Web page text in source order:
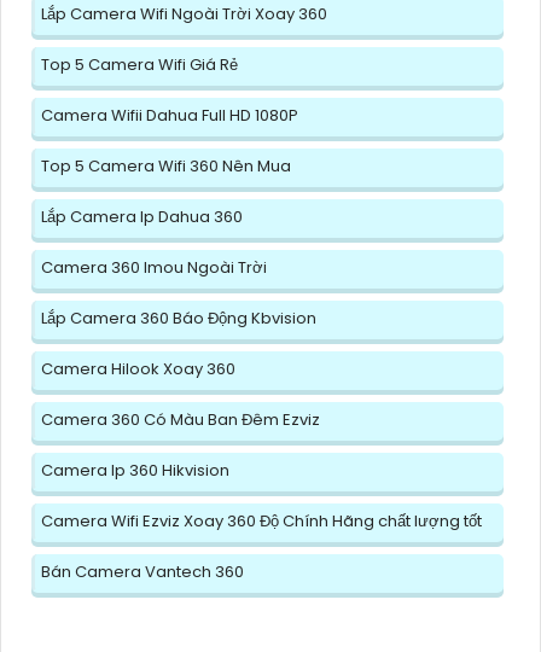
Lắp Camera Wifi Ngoài Trời Xoay 360
Top 5 Camera Wifi Giá Rẻ
Camera Wifii Dahua Full HD 1080P
Top 5 Camera Wifi 360 Nên Mua
Lắp Camera Ip Dahua 360
Camera 360 Imou Ngoài Trời
Lắp Camera 360 Báo Động Kbvision
Camera Hilook Xoay 360
Camera 360 Có Màu Ban Đêm Ezviz
Camera Ip 360 Hikvision
Camera Wifi Ezviz Xoay 360 Độ Chính Hãng chất lượng tốt
Bán Camera Vantech 360